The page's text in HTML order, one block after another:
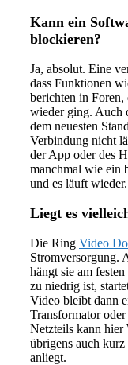
Kann ein
blockieren?
Ja, absolut. Eine
dass Funktionen
berichten in Foren,
wieder ging. Auch
dem neuesten
Verbindung nicht
der App oder des
manchmal wie ein
und es läuft wieder.
Liegt es
Die Ring Video
Stromversorgung.
hängt sie am
zu niedrig ist,
Video bleibt dann
Transformator
Netzteils kann
übrigens auch kurz
anliegt.